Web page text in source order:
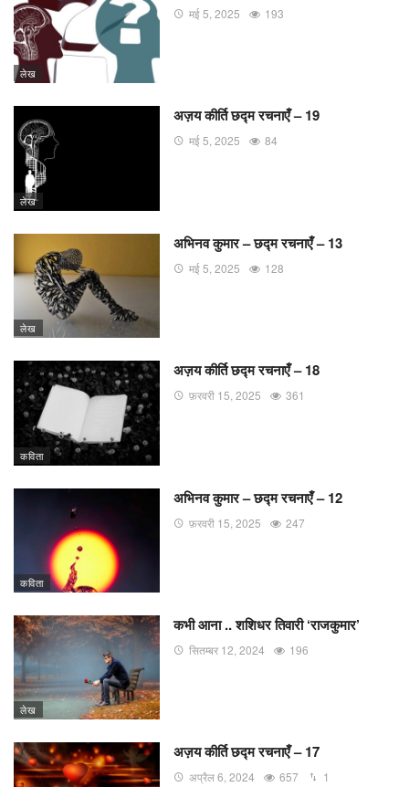
लेख
मई 5, 2025 193
लेख
अज़य कीर्ति छद्म रचनाएँ – 19
मई 5, 2025 84
लेख
अभिनव कुमार – छद्म रचनाएँ – 13
मई 5, 2025 128
कविता
अज़य कीर्ति छद्म रचनाएँ – 18
फ़रवरी 15, 2025 361
कविता
अभिनव कुमार – छद्म रचनाएँ – 12
फ़रवरी 15, 2025 247
लेख
कभी आना .. शशिधर तिवारी ‘राजकुमार’
सितम्बर 12, 2024 196
अज़य कीर्ति छद्म रचनाएँ – 17
अप्रैल 6, 2024 657 1